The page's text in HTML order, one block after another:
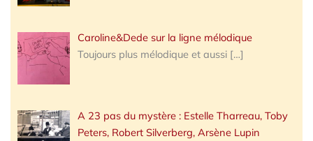
Caroline&Dede sur la ligne mélodique
Toujours plus mélodique et aussi […]
A 23 pas du mystère : Estelle Tharreau, Toby
Peters, Robert Silverberg, Arsène Lupin